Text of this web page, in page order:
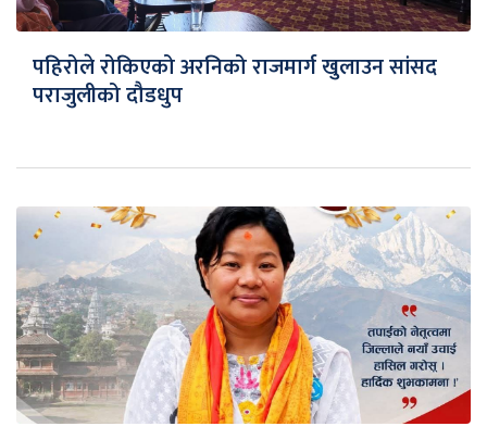
पहिरोले रोकिएको अरनिको राजमार्ग खुलाउन सांसद
पराजुलीको दौडधुप